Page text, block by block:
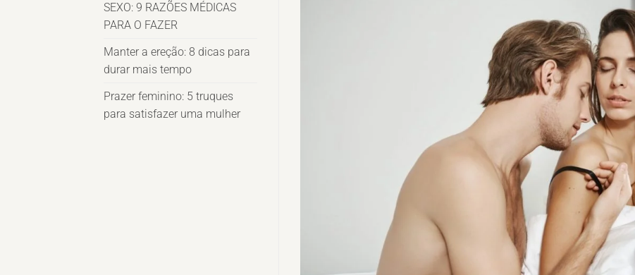
SEXO: 9 RAZÕES MÉDICAS
PARA O FAZER
Manter a ereção: 8 dicas para
durar mais tempo
Prazer feminino: 5 truques
para satisfazer uma mulher